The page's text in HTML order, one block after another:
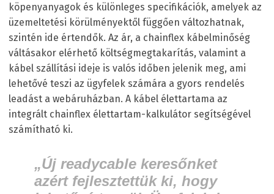
köpenyanyagok és különleges specifikációk, amelyek az
üzemeltetési körülményektől függően változhatnak,
szintén ide értendők. Az ár, a chainflex kábelminőség
váltásakor elérhető költségmegtakarítás, valamint a
kábel szállítási ideje is valós időben jelenik meg, ami
lehetővé teszi az ügyfelek számára a gyors rendelés
leadást a webáruházban. A kábel élettartama az
integrált chainflex élettartam-kalkulátor segítségével
számítható ki.
„Új readycable keresőnket
azért fejlesztettük ki, hogy